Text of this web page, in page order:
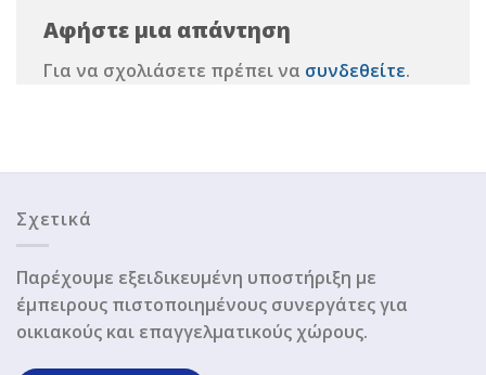
Αφήστε μια απάντηση
Για να σχολιάσετε πρέπει να συνδεθείτε.
Σχετικά
Παρέχουμε εξειδικευμένη υποστήριξη με
έμπειρους πιστοποιημένους συνεργάτες για
οικιακούς και επαγγελματικούς χώρους.